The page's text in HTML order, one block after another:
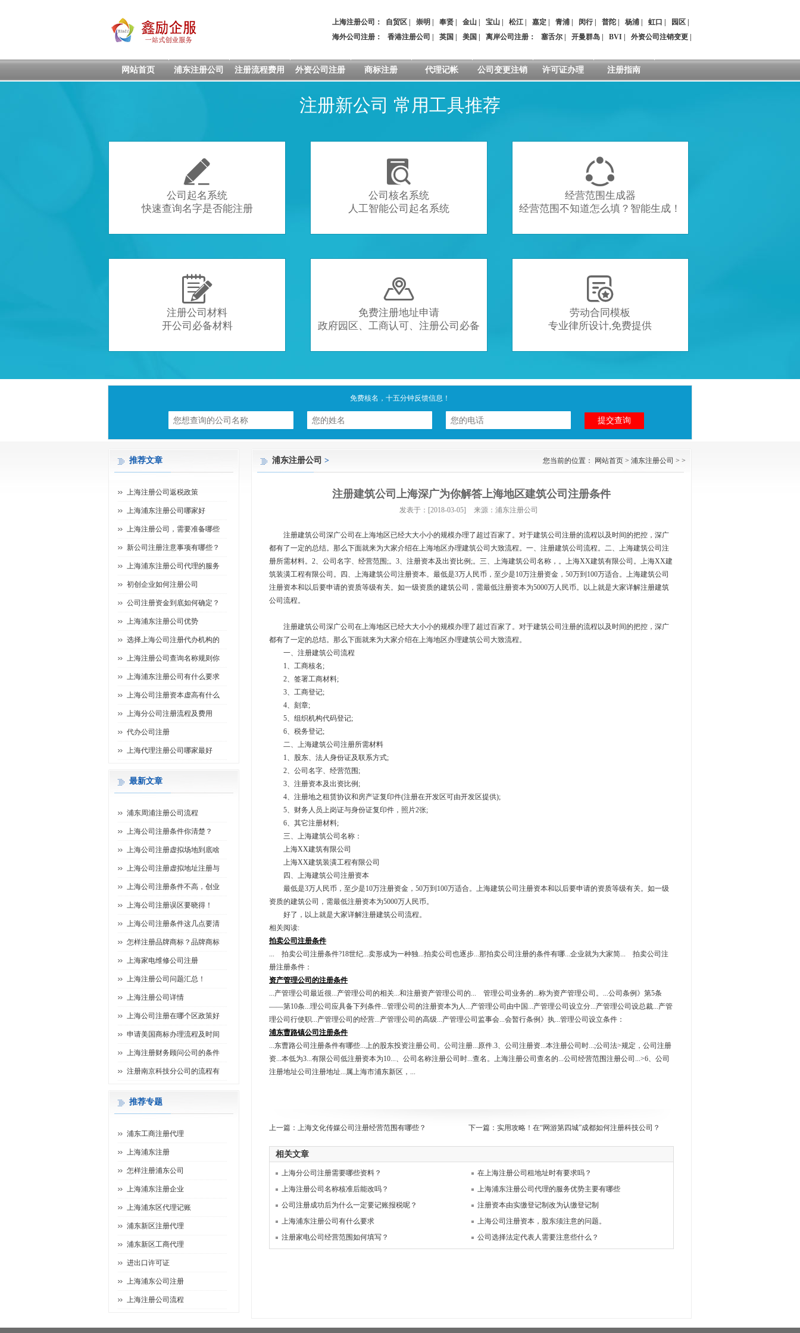
上海注册公司： 自贸区 崇明 奉贤 金山 宝山 松江 嘉定 青浦 闵行| 普陀 杨浦 虹口 园区
海外公司注册：
香港注册公司 英国 美国 离岸公司注册 ： 塞舌尔 开曼群岛 BVI 外资公司注销变更
网站首页 浦东注册公司 注册流程费用 外资公司注册 商标注册 代理记帐 公司变更注销 许可证办理 注册指南
注册新公司 常用工具推荐

公司起名系统
快速查询名字是否能注册

公司核名系统
人工智能公司起名系统

经营范围生成器
经营范围不知道怎么填？智能生成！

注册公司材料
开公司必备材料

免费注册地址申请
政府园区、工商认可、注册公司必备

劳动合同模板
专业律所设计,免费提供
免费核名，十五分钟反馈信息！
浦东注册公司 > 您当前的位置： 网站首页 > 浦东注册公司 > >
注册建筑公司上海深广为你解答上海地区建筑公司注册条件
发表于：[2018-03-05] 来源：浦东注册公司
注册建筑公司深广公司在上海地区已经大大小小的规模办理了超过百家了。对于建筑公司注册的流程以及时间的把控，深广
都有了一定的总结。那么下面就来为大家介绍在上海地区办理建筑公司大致流程。一、注册建筑公司流程。二、上海建筑公司注
册所需材料。2、公司名字、经营范围;。3、注册资本及出资比例;。三、上海建筑公司名称，。上海XX建筑有限公司。上海XX建
筑装潢工程有限公司。四、上海建筑公司注册资本。最低是3万人民币，至少是10万注册资金，50万到100万适合。上海建筑公司
注册资本和以后要申请的资质等级有关。如一级资质的建筑公司，需最低注册资本为5000万人民币。以上就是大家详解注册建筑
公司流程。
注册建筑公司深广公司在上海地区已经大大小小的规模办理了超过百家了。对于建筑公司注册的流程以及时间的把控，深广
都有了一定的总结。那么下面就来为大家介绍在上海地区办理建筑公司大致流程。
一、注册建筑公司流程
1、工商核名;
2、签署工商材料;
3、工商登记;
4、刻章;
5、组织机构代码登记;
6、税务登记;
二、上海建筑公司注册所需材料
1、股东、法人身份证及联系方式;
2、公司名字、经营范围;
3、注册资本及出资比例;
4、注册地之租赁协议和房产证复印件(注册在开发区可由开发区提供);
5、财务人员上岗证与身份证复印件，照片2张;
6、其它注册材料;
三、上海建筑公司名称：
上海XX建筑有限公司
上海XX建筑装潢工程有限公司
四、上海建筑公司注册资本
最低是3万人民币，至少是10万注册资金，50万到100万适合。上海建筑公司注册资本和以后要申请的资质等级有关。如一级
资质的建筑公司，需最低注册资本为5000万人民币。
好了，以上就是大家详解注册建筑公司流程。
相关阅读:
拍卖公司注册条件
... 拍卖公司注册条件?18世纪...卖形成为一种独...拍卖公司也逐步...那拍卖公司注册的条件有哪...企业就为大家简... 拍卖公司注
册注册条件：
资产管理公司的注册条件
...产管理公司最近很...产管理公司的相关...和注册资产管理公司的... 管理公司业务的...称为资产管理公司。...公司条例》第5条
——第10条...理公司应具备下列条件...管理公司的注册资本为人...产管理公司由中国...产管理公司设立分...产管理公司设总裁...产管
理公司行使职...产管理公司的经营...产管理公司的高级...产管理公司监事会...会暂行条例》执...管理公司设立条件：
浦东曹路镇公司注册条件
...东曹路公司注册条件有哪些...上的股东投资注册公司。公司注册...原件.3、公司注册资...本注册公司时...;公司法>规定，公司注册
资...本低为3...有限公司低注册资本为10...、公司名称注册公司时...查名。上海注册公司查名的...公司经营范围注册公司...>6、公司
注册地址公司注册地址...属上海市浦东新区，...
上一篇： 上海文化传媒公司注册经营范围有哪些？ 下一篇： 实用攻略！在“网游第四城”成都如何注册科技公司？
相关文章
上海分公司注册需要哪些资料？
在上海注册公司租地址时有要求吗？
上海注册公司名称核准后能改吗？
上海浦东注册公司代理的服务优势主要有哪些
公司注册成功后为什么一定要记账报税呢？
注册资本由实缴登记制改为认缴登记制
上海浦东注册公司有什么要求
上海公司注册资本，股东须注意的问题。
注册家电公司经营范围如何填写？
公司选择法定代表人需要注意些什么？
推荐文章
上海注册公司返税政策
上海浦东注册公司哪家好
上海注册公司，需要准备哪些
新公司注册注意事项有哪些？
上海浦东注册公司代理的服务
初创企业如何注册公司
公司注册资金到底如何确定？
上海浦东注册公司优势
选择上海公司注册代办机构的
上海注册公司查询名称规则你
上海浦东注册公司有什么要求
上海公司注册资本虚高有什么
上海分公司注册流程及费用
代办公司注册
上海代理注册公司哪家最好
最新文章
浦东周浦注册公司流程
上海公司注册条件你清楚？
上海公司注册虚拟场地到底啥
上海公司注册虚拟地址注册与
上海公司注册条件不高，创业
上海公司注册误区要晓得！
上海公司注册条件这几点要清
怎样注册品牌商标？品牌商标
上海家电维修公司注册
上海注册公司问题汇总！
上海注册公司详情
上海公司注册在哪个区政策好
申请美国商标办理流程及时间
上海注册财务顾问公司的条件
注册南京科技分公司的流程有
推荐专题
浦东工商注册代理
上海浦东注册
怎样注册浦东公司
上海浦东注册企业
上海浦东区代理记账
浦东新区注册代理
浦东新区工商代理
进出口许可证
上海浦东公司注册
上海注册公司流程